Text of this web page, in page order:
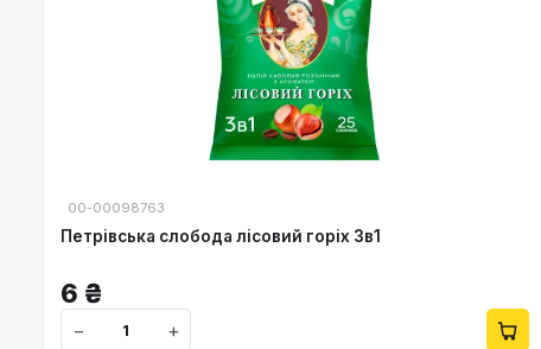
00-00098763
Петрівська слобода лісовий горіх 3в1
6 ₴
− +